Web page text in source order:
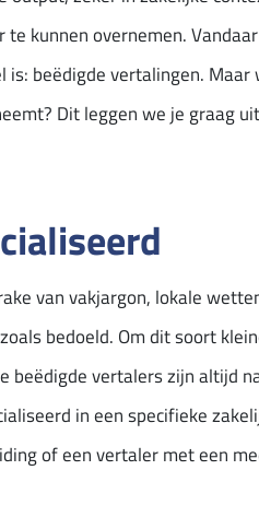
kunnen overnemen.
beëdigde vertalingen. Maar
Dit leggen we je graag
van vakjargon, lokale
bedoeld. Om dit soort
beëdigde vertalers zijn altijd
in een specifieke
of een vertaler met een